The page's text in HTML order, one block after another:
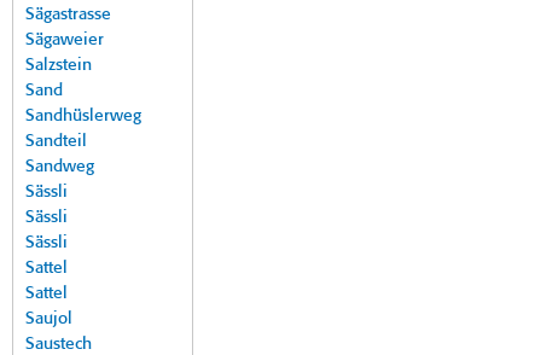
Sägastrasse
Sägaweier
Salzstein
Sand
Sandhüslerweg
Sandteil
Sandweg
Sässli
Sässli
Sässli
Sattel
Sattel
Saujol
Saustech